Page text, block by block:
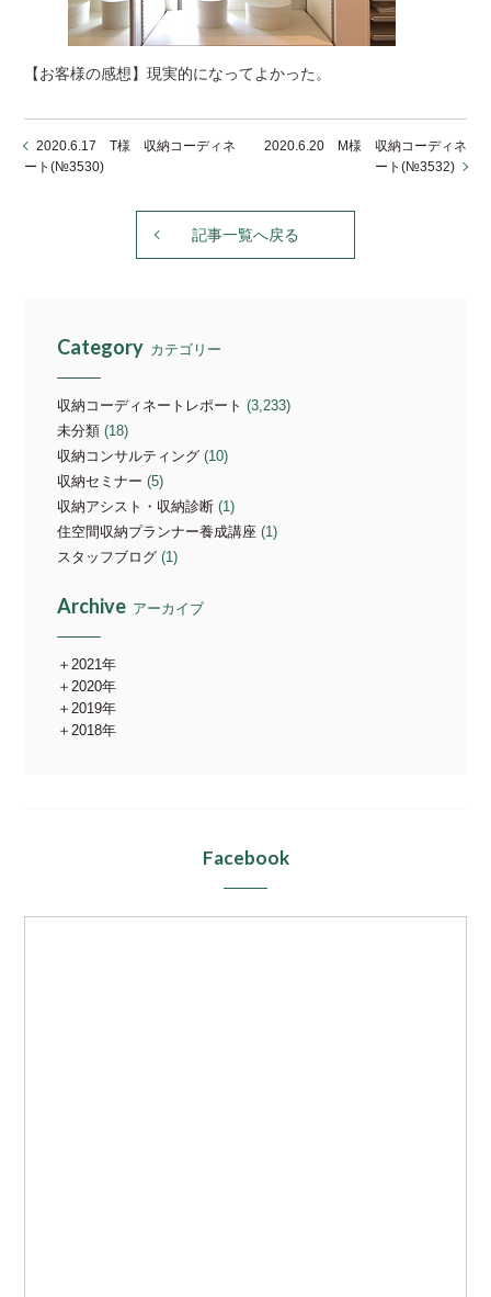
【お客様の感想】現実的になってよかった。
2020.6.17 T様 収納コーディネ
ート(№3530)
2020.6.20 M様 収納コーディネ
ート(№3532)
記事一覧へ戻る
Category カテゴリー
収納コーディネートレポート (3,233)
未分類 (18)
収納コンサルティング (10)
収納セミナー (5)
収納アシスト・収納診断 (1)
住空間収納プランナー養成講座 (1)
スタッフブログ (1)
Archive アーカイブ
2021年
2020年
2019年
2018年
Facebook